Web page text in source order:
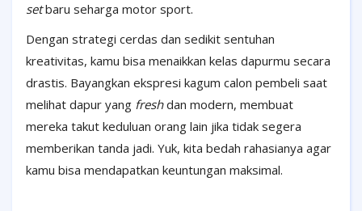
setbaru seharga motor sport.
Dengan strategi cerdas dan sedikit sentuhan
kreativitas, kamu bisa menaikkan kelas dapurmu secara
drastis. Bayangkan ekspresi kagum calon pembeli saat
melihat dapur yang freshdan modern, membuat
mereka takut keduluan orang lain jika tidak segera
memberikan tanda jadi. Yuk, kita bedah rahasianya agar
kamu bisa mendapatkan keuntungan maksimal.